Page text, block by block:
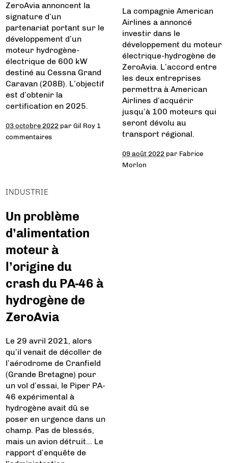
ZeroAvia annoncent la
signature d’un
partenariat portant sur le
développement d’un
moteur hydrogène-
électrique de 600 kW
destiné au Cessna Grand
Caravan (208B). L’objectif
est d’obtenir la
certification en 2025.
03 octobre 2022 parGil Roy 1
commentaires
La compagnie American
Airlines a annoncé
investir dans le
développement du moteur
électrique-hydrogène de
ZeroAvia. L’accord entre
les deux entreprises
permettra à American
Airlines d’acquérir
jusqu’à 100 moteurs qui
seront dévolu au
transport régional.
09 août 2022 par Fabrice
Morlon
INDUSTRIE
Un problème
d’alimentation
moteur à
l’origine du
crash du PA-46 à
hydrogène de
ZeroAvia
Le 29 avril 2021, alors
qu’il venait de décoller de
l’aérodrome de Cranfield
(Grande Bretagne) pour
un vol d’essai, le Piper PA-
46 expérimental à
hydrogène avait dû se
poser en urgence dans un
champ. Pas de blessés,
mais un avion détruit… Le
rapport d’enquête de